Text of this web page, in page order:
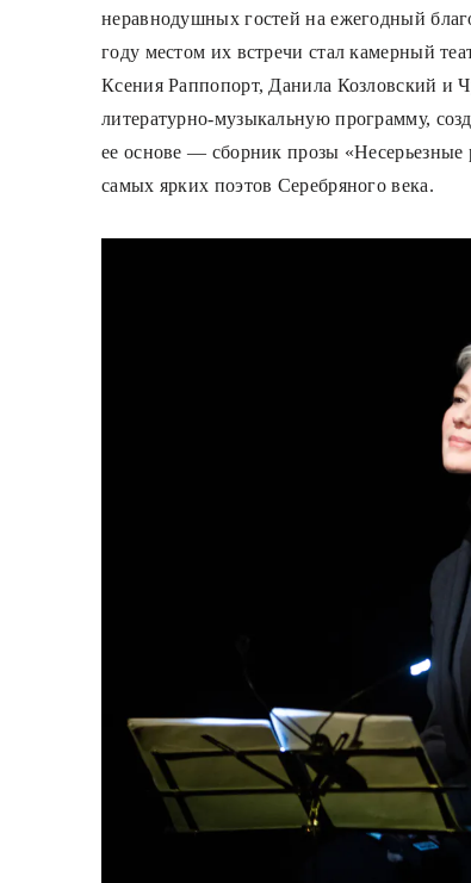
неравнодушных гостей на ежегодный
году местом их встречи стал камерный
Ксения Раппопорт, Данила Козловский и
литературно-музыкальную программу,
ее основе — сборник прозы
самых ярких поэтов Серебряного века.